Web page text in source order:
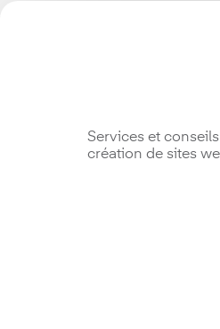
Services et
création de sites